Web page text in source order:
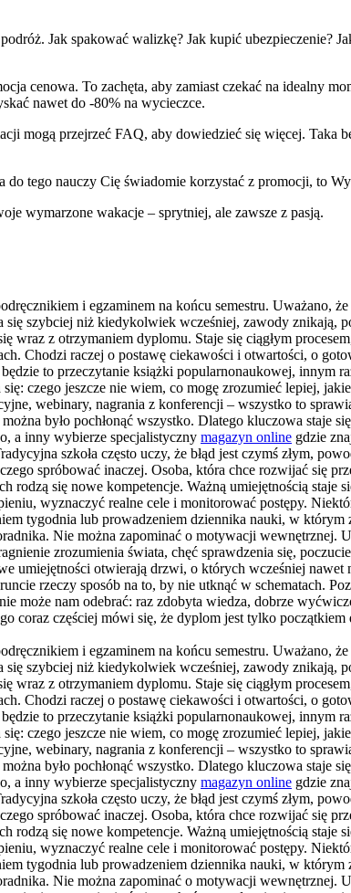
Jak spakować walizkę? Jak kupić ubezpieczenie?
cenowa. To zachęta, aby zamiast czekać na idealny
nawet do -80% na wycieczce.
mogą przejrzeć FAQ, aby dowiedzieć się więcej. Taka
tego nauczy Cię świadomie korzystać z promocji, to
wymarzone wakacje – sprytniej, ale zawsze z pasją.
i egzaminem na końcu semestru. Uważano,
szybciej niż kiedykolwiek wcześniej, zawody znikają,
z otrzymaniem dyplomu. Staje się ciągłym
Chodzi raczej o postawę ciekawości i otwartości, o
to przeczytanie książki popularnonaukowej, innym
czego jeszcze nie wiem, co mogę zrozumieć lepiej,
webinary, nagrania z konferencji – wszystko to
było pochłonąć wszystko. Dlatego kluczowa staje
a inny wybierze specjalistyczny magazyn online gdzie
szkoła często uczy, że błąd jest czymś złym,
spróbować inaczej. Osoba, która chce rozwijać się
rodzą się nowe kompetencje. Ważną umiejętnością
wyznaczyć realne cele i monitorować postępy.
tygodnia lub prowadzeniem dziennika nauki, w
Nie można zapominać o motywacji wewnętrznej.
zrozumienia świata, chęć sprawdzenia się,
umiejętności otwierają drzwi, o których wcześniej
rzeczy sposób na to, by nie utknąć w schematach.
może nam odebrać: raz zdobyta wiedza, dobrze
coraz częściej mówi się, że dyplom jest tylko
i egzaminem na końcu semestru. Uważano,
szybciej niż kiedykolwiek wcześniej, zawody znikają,
z otrzymaniem dyplomu. Staje się ciągłym
Chodzi raczej o postawę ciekawości i otwartości, o
to przeczytanie książki popularnonaukowej, innym
czego jeszcze nie wiem, co mogę zrozumieć lepiej,
webinary, nagrania z konferencji – wszystko to
było pochłonąć wszystko. Dlatego kluczowa staje
a inny wybierze specjalistyczny magazyn online gdzie
szkoła często uczy, że błąd jest czymś złym,
spróbować inaczej. Osoba, która chce rozwijać się
rodzą się nowe kompetencje. Ważną umiejętnością
wyznaczyć realne cele i monitorować postępy.
tygodnia lub prowadzeniem dziennika nauki, w
Nie można zapominać o motywacji wewnętrznej.